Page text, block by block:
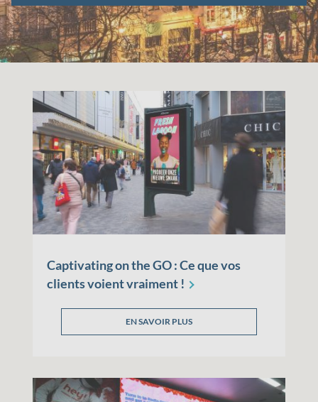
Captivating on the GO : Ce que vos
clients voient vraiment !
EN SAVOIR PLUS